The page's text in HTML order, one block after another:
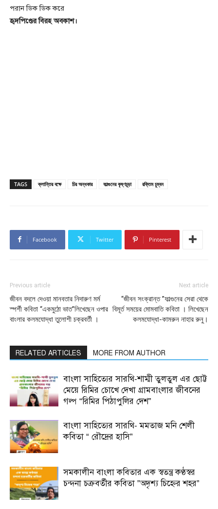
পরান ডিক ডিক করে
হৃদপিণ্ডের বিরহ অবকাশ।
TAGS ক্লান্তির বক্ষে চির অন্ধকার ফাল্গুনের কৃষ্ণচূড়া রক্তিম চুম্বন
Facebook Twitter Pinterest
Previous article
জীবন বদলে দেওয়া মানবতার নিদারুণ মর্ম
স্পর্শী কবিতা “একমুঠো ভাত”লিখেছেন ওপার
বাংলার কলমযোদ্ধা তুলোশী চক্রবর্তী ।
Next article
“জীবন সংক্রান্ত ”ফাল্গুনের সেরা থেকে
বিমূর্ত সময়ের মোমবাতি কবিতা । লিখেছেন
কলমযোদ্ধা-কামরুন নাহার রুনু।
RELATED ARTICLES MORE FROM AUTHOR
বাংলা সাহিত্যের সারথি-শাম্মী তুলতুল এর ছোট্ট
মেয়ে রিমির চোখে দেখা গ্রামবাংলার জীবনের
গল্প “রিমির পিঠাপুলির দেশ”
বাংলা সাহিত্যের সারথি- মমতাজ মনি শেলী
কবিতা “ রৌদ্রের হাসি”
সমকালীন বাংলা কবিতার এক স্বতন্ত্র কণ্ঠস্বর
চন্দনা চক্রবর্তীর কবিতা ”অদৃশ্য চিহ্নের শহর”